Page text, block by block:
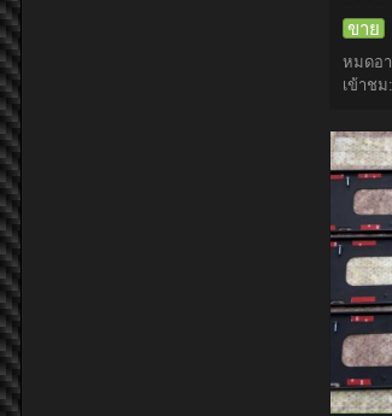
ขาย
หมดอ
เข้าชม: